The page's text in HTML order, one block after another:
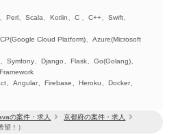
の案件・求人
京都府の案件・求人
望！）
Perl、Scala、Kotlin、C 、C++、Swift、
Cloud Platform)、Azure(Microsoft
Symfony、Django、Flask、Go(Golang)、
、Angular、Firebase、Heroku、Docker、